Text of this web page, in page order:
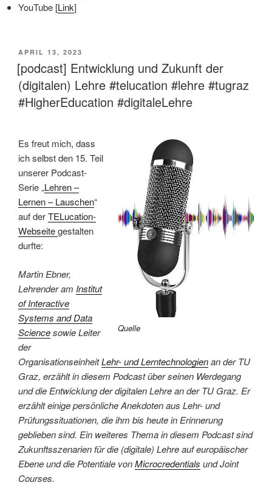
YouTube [Link]
VERÖFFENTLICHT
AM
APRIL 13, 2023
[podcast] Entwicklung und Zukunft der
(digitalen) Lehre #telucation #lehre #tugraz
#HigherEducation #digitaleLehre
Quelle
Es freut mich, dass
ich selbst den 15. Teil
unserer Podcast-
Serie „Lehren –
Lernen – Lauschen“
auf derTELucation-
Webseitegestalten
durfte:
Martin Ebner,
Lehrender am Institut
of Interactive
Systems and Data
Sciencesowie Leiter
der
OrganisationseinheitLehr- und Lerntechnologienan der TU
Graz, erzählt in diesem Podcast über seinen Werdegang
und die Entwicklung der digitalen Lehre an der TU Graz. Er
erzählt einige persönliche Anekdoten aus Lehr- und
Prüfungssituationen, die ihm bis heute in Erinnerung
geblieben sind. Ein weiteres Thema in diesem Podcast sind
Zukunftsszenarien für die (digitale) Lehre auf europäischer
Ebene und die Potentiale vonMicrocredentials und Joint
Courses.